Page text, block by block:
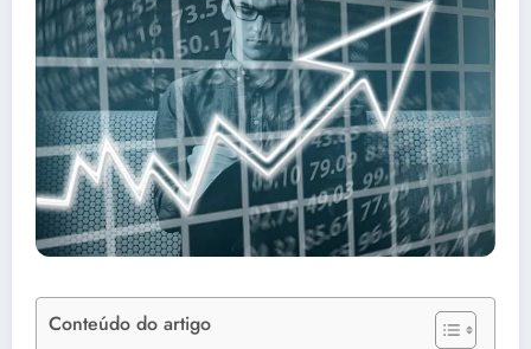
Conteúdo do artigo